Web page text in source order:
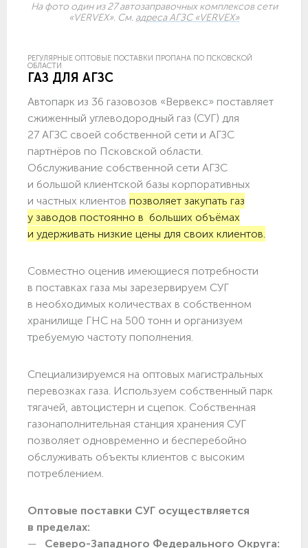
На фото один из 27 автозаправочных комплексов сети
«VERVEX». См. адреса АГЗС «VERVEX»
РЕГУЛЯРНЫЕ ОПТОВЫЕ ПОСТАВКИ ПРОПАНА ПО ПСКОВСКОЙ
ОБЛАСТИ
ГАЗ ДЛЯ АГЗС
Автопарк из 36 газовозов «Вервекс» поставляет
сжиженный углеводородный газ (СУГ) для
27 АГЗС своей собственной сети и АГЗС
партнёров по Псковской области.
Обслуживание собственной сети АГЗС
и большой клиентской базы корпоративных
и частных клиентов позволяет закупать газ
у заводов постоянно в больших объёмах
и удерживать низкие цены для своих клиентов.
Совместно оценив имеющиеся потребности
в поставках газа мы зарезервируем СУГ
в необходимых количествах в собственном
хранилище ГНС на 500 тонн и организуем
требуемую частоту пополнения.
Специализируемся на оптовых магистральных
перевозках газа. Используем собственный парк
тягачей, автоцистерн и сцепок. Собственная
газонаполнительная станция хранения СУГ
позволяет одновременно и бесперебойно
обслуживать объекты клиентов с высоким
потреблением.
Оптовые поставки СУГ осуществляется
в пределах:
Северо-Западного Федерального Округа: